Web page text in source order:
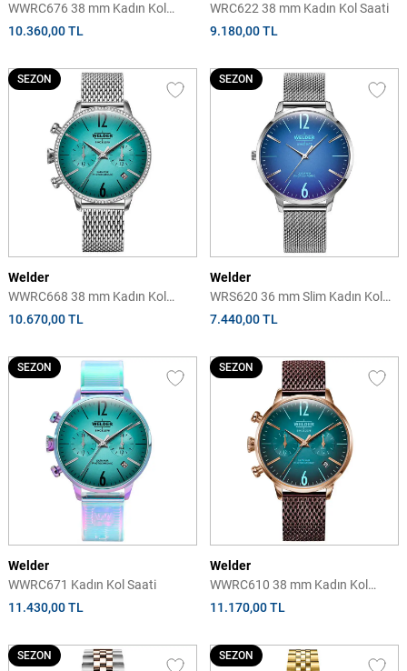
WWRC676 38 mm Kadın Kol
Saati
10.360,00 TL
WRC622 38 mm Kadın Kol Saati
9.180,00 TL
SEZON
Welder
WWRC668 38 mm Kadın Kol
Saati
10.670,00 TL
SEZON
Welder
WRS620 36 mm Slim Kadın Kol
Saati
7.440,00 TL
SEZON
Welder
WWRC671 Kadın Kol Saati
11.430,00 TL
SEZON
Welder
WWRC610 38 mm Kadın Kol
Saati
11.170,00 TL
SEZON SEZON